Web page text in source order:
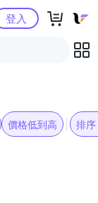
登入
價格低到高 排序